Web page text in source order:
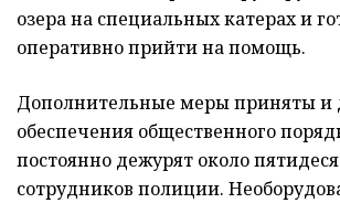
озера на специальных катерах и
оперативно прийти на помощь.
Дополнительные меры приняты и
обеспечения общественного
постоянно дежурят около
сотрудников полиции.